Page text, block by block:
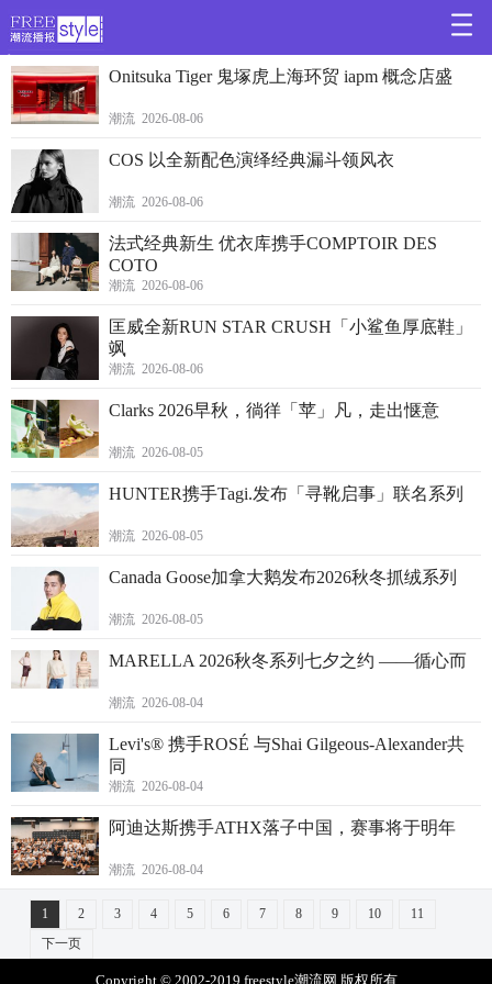
>
Onitsuka Tiger 鬼塚虎上海环贸 iapm 概念店盛
潮流 2026-08-06
COS 以全新配色演绎经典漏斗领风衣
潮流 2026-08-06
法式经典新生 优衣库携手COMPTOIR DES
COTO
潮流 2026-08-06
匡威全新RUN STAR CRUSH「小鲨鱼厚底鞋」
飒
潮流 2026-08-06
Clarks 2026早秋，徜徉「苹」凡，走出惬意
潮流 2026-08-05
HUNTER携手Tagi.发布「寻靴启事」联名系列
潮流 2026-08-05
Canada Goose加拿大鹅发布2026秋冬抓绒系列
潮流 2026-08-05
MARELLA 2026秋冬系列七夕之约 ——循心而
潮流 2026-08-04
Levi's® 携手ROSÉ 与Shai Gilgeous-Alexander共
同
潮流 2026-08-04
阿迪达斯携手ATHX落子中国，赛事将于明年
潮流 2026-08-04
1 2 3 4 5 6 7 8 9 10
11
下一页
Copyright © 2002-2019 freestyle潮流网 版权所有